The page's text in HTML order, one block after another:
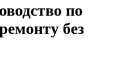
по
без